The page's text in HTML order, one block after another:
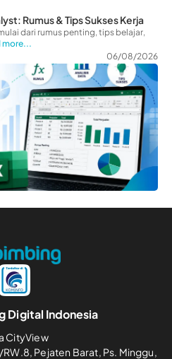
Rumus & Tips Sukses Kerja
dari rumus penting, tips belajar,
more...
06/08/2026
Digital Indonesia
CityView
RW.8, Pejaten Barat, Ps. Minggu,